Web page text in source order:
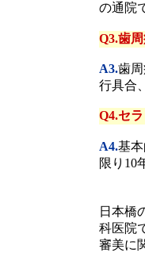
の通院
Q3.歯
A3.歯
行具合
Q4.セ
A4.基
限り10
日本橋
科医院
審美に